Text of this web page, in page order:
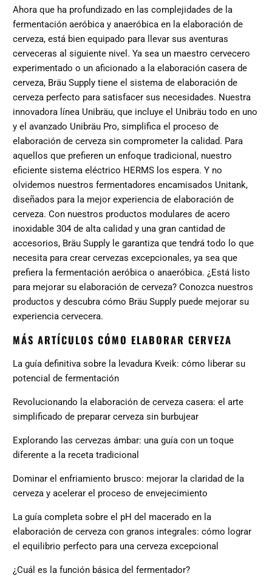
Ahora que ha profundizado en las complejidades de la
fermentación aeróbica y anaeróbica en la elaboración de
cerveza, está bien equipado para llevar sus aventuras
cerveceras al siguiente nivel. Ya sea un maestro cervecero
experimentado o un aficionado a la elaboración casera de
cerveza, Bräu Supply tiene el sistema de elaboración de
cerveza perfecto para satisfacer sus necesidades. Nuestra
innovadora línea Unibräu, que incluye el Unibräu todo en uno
y el avanzado Unibräu Pro, simplifica el proceso de
elaboración de cerveza sin comprometer la calidad. Para
aquellos que prefieren un enfoque tradicional, nuestro
eficiente sistema eléctrico HERMS los espera. Y no
olvidemos nuestros fermentadores encamisados ​​Unitank,
diseñados para la mejor experiencia de elaboración de
cerveza. Con nuestros productos modulares de acero
inoxidable 304 de alta calidad y una gran cantidad de
accesorios, Bräu Supply le garantiza que tendrá todo lo que
necesita para crear cervezas excepcionales, ya sea que
prefiera la fermentación aeróbica o anaeróbica. ¿Está listo
para mejorar su elaboración de cerveza?Conozca nuestros
productos y descubra cómo Bräu Supply puede mejorar su
experiencia cervecera.
MÁS ARTÍCULOS CÓMO ELABORAR CERVEZA
La guía definitiva sobre la levadura Kveik: cómo liberar su
potencial de fermentación
Revolucionando la elaboración de cerveza casera: el arte
simplificado de preparar cerveza sin burbujear
Explorando las cervezas ámbar: una guía con un toque
diferente a la receta tradicional
Dominar el enfriamiento brusco: mejorar la claridad de la
cerveza y acelerar el proceso de envejecimiento
La guía completa sobre el pH del macerado en la
elaboración de cerveza con granos integrales: cómo lograr
el equilibrio perfecto para una cerveza excepcional
¿Cuál es la función básica del fermentador?